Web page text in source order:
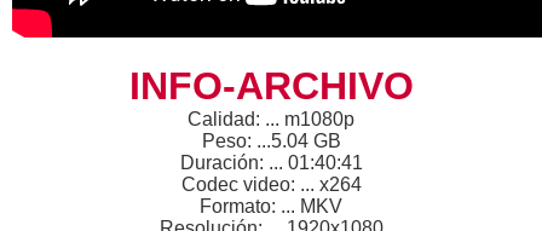
INFO-ARCHIVO
Calidad: ... m1080p
Peso: ...5.04 GB
Duración: ... 01:40:41
Codec video: ... x264
Formato: ... MKV